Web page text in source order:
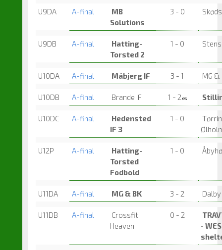
U9DA A-final
MB
Solutions
3 - 0
U9DB A-final
Hatting-
Torsted 2
1 - 0
U10DA A-final Måbjerg IF 3 - 1 MG &
U10DB A-final Brande IF 1 - 2 es
U10DC A-final
Hedensted
IF 3
1 - 0
U12P A-final
Hatting-
Torsted
Fodbold
1 - 0
U11DA A-final MG & BK 3 - 2 Dalby
U11DB A-final
Crossfit
Heaven
0 - 2
-